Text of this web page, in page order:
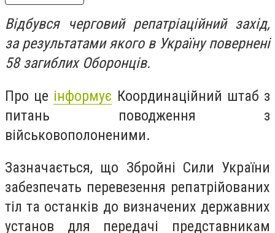
Відбувся черговий репатріаційний захід,
за результатами якого в Україну повернені
58 загиблих Оборонців.
Про це інформує Координаційний штаб з
питань поводження з
військовополоненими.
Зазначається, що Збройні Сили України
забезпечать перевезення репатрійованих
тіл та останків до визначених державних
установ для передачі представникам